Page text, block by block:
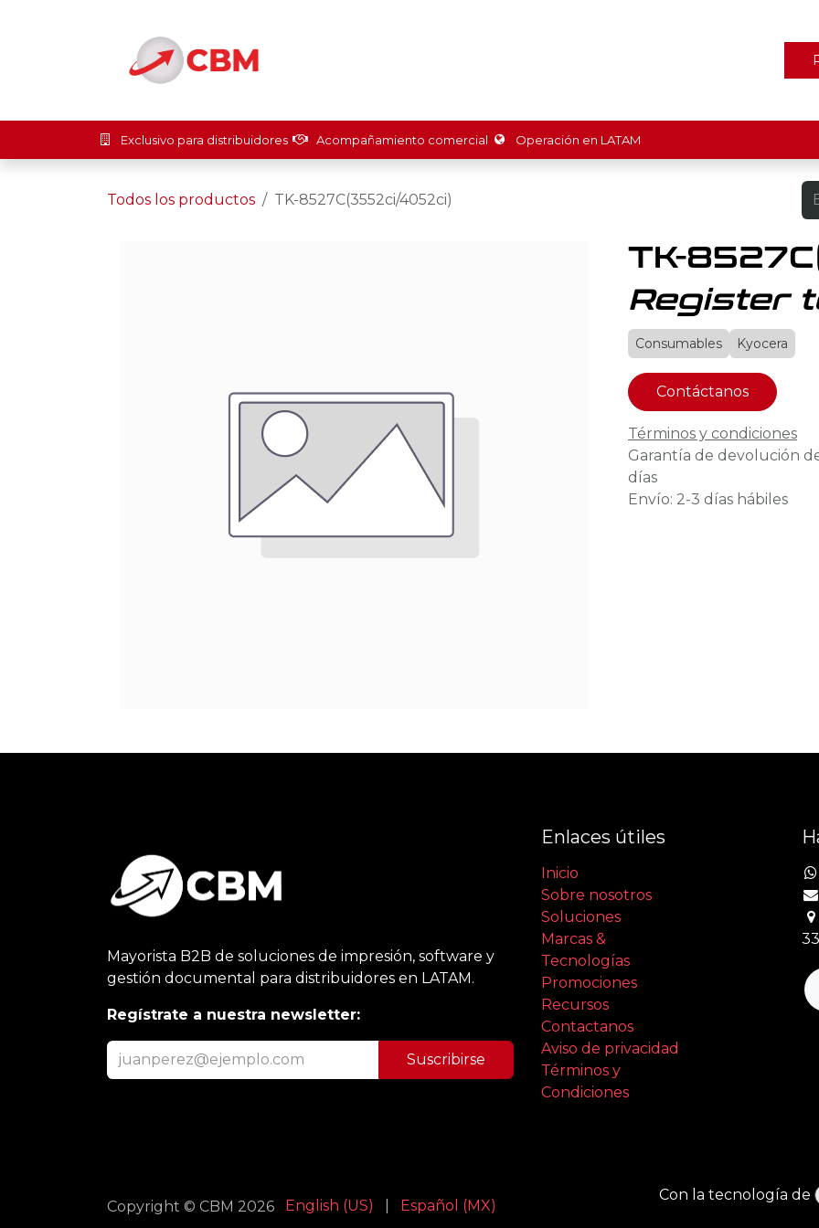
Exclusivo para distribuidores Acompañamiento comercial Operación en LATAM
Todos los productos TK-8527C(3552ci/4052ci)
TK-
Register
Consumables Kyocera
Contáctanos
Términos y condiciones
Garantía de devolución
días
Envío: 2-3 días hábiles
Mayorista B2B de soluciones de impresión, software y
gestión documental para distribuidores en LATAM.
Regístrate a nuestra newsletter:
Suscribirse
Enlaces útiles
Inicio
Sobre nosotros
Soluciones
Marcas &
Tecnologías
Promociones
Recursos
Contactanos
Aviso de privacidad
Términos y
Condiciones
Copyright © CBM 2026 English (US) Español (MX)
Con la tecnología de